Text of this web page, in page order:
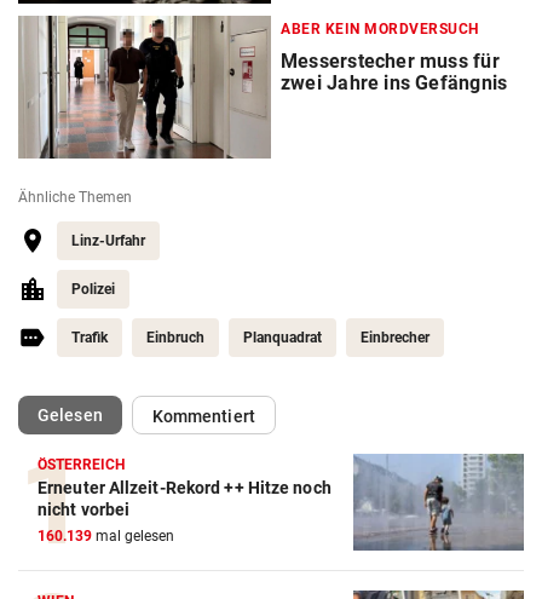
ABER KEIN MORDVERSUCH
Messerstecher muss für
zwei Jahre ins Gefängnis
Ähnliche Themen
Linz-Urfahr
Polizei
Trafik Einbruch Planquadrat Einbrecher
Gelesen(ausgewählt)Kommentiert
ÖSTERREICH
Erneuter Allzeit-Rekord ++ Hitze noch
nicht vorbei
160.139 mal gelesen